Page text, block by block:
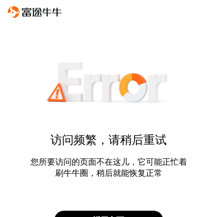
访问频繁，请稍后重试
您所要访问的页面不在这儿，它可能正忙着
刷牛牛圈，稍后就能恢复正常